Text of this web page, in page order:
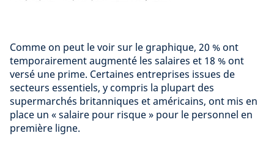
Comme on peut le voir sur le graphique, 20 % ont
temporairement augmenté les salaires et 18 % ont
versé une prime. Certaines entreprises issues de
secteurs essentiels, y compris la plupart des
supermarchés britanniques et américains, ont mis en
place un « salaire pour risque » pour le personnel en
première ligne.